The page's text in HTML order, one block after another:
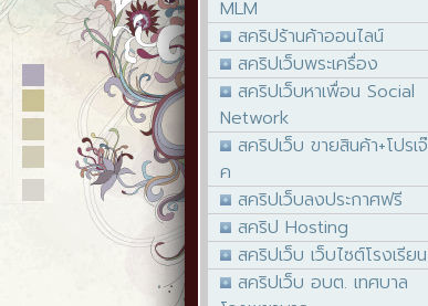
MLM
สคริปร้านค้าออนไลน์
สคริปเว็บพระเครื่อง
สคริปเว็บหาเพื่อน Social
Network
สคริปเว็บ ขายสินค้า+โปรเจ๊
ค
สคริปเว็บลงประกาศฟรี
สคริป Hosting
สคริปเว็บ เว็บไซต์โรงเรียน
สคริปเว็บ อบต. เทศบาล